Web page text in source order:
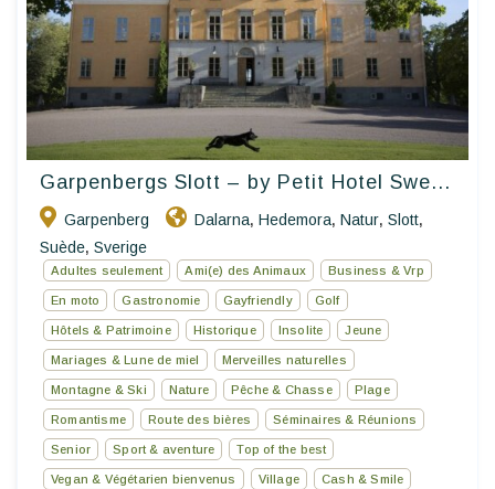
Garpenbergs Slott – by Petit Hotel Swe...
Garpenberg Dalarna, Hedemora, Natur, Slott,
Suède, Sverige
Adultes seulement Ami(e) des Animaux Business & Vrp
En moto Gastronomie Gayfriendly Golf
Hôtels & Patrimoine Historique Insolite Jeune
Mariages & Lune de miel Merveilles naturelles
Montagne & Ski Nature Pêche & Chasse Plage
Romantisme Route des bières Séminaires & Réunions
Senior Sport & aventure Top of the best
Vegan & Végétarien bienvenus Village Cash & Smile